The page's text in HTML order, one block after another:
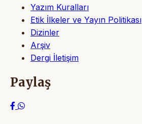
Yazım Kuralları
Etik İlkeler ve Yayın Politikası
Dizinler
Arşiv
Dergi İletişim
Paylaş